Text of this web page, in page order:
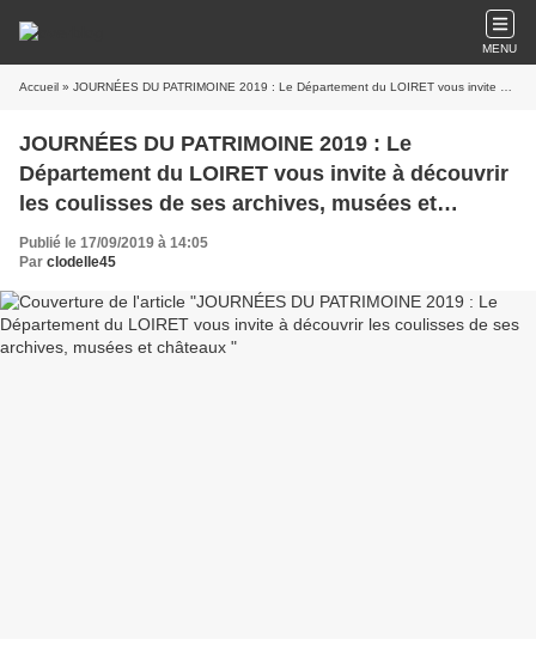
MENU
Accueil » JOURNÉES DU PATRIMOINE 2019 : Le Département du LOIRET vous invite à découvrir les coulisses de ses archives, musées et châteaux
JOURNÉES DU PATRIMOINE 2019 : Le
Département du LOIRET vous invite à découvrir
les coulisses de ses archives, musées et
châteaux
Publié le 17/09/2019 à 14:05
Par clodelle45